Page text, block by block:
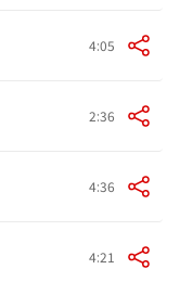
4:05
2:36
4:36
4:21